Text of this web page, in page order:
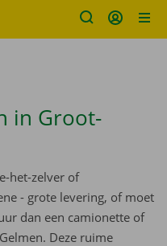
in Groot-
het-zelver of
- grote levering, of moet
dan een camionette of
Deze ruime